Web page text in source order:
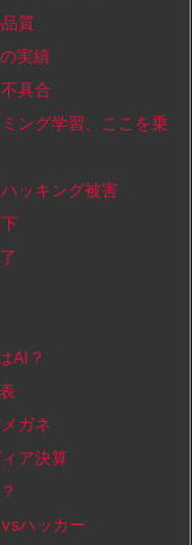
質
実績
具合
ング学習、ここを乗
ッキング被害
AI？
ガネ
ア決算
ハッカー